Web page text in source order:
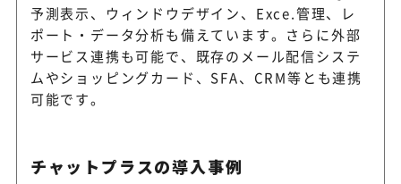
予測表示、ウィンドウデザイン、Exce.管理、レ
ポート・データ分析も備えています。さらに外部
サービス連携も可能で、既存のメール配信システ
ムやショッピングカード、SFA、CRM等とも連携
可能です。
チャットプラスの導入事例